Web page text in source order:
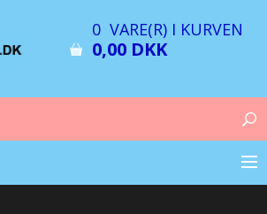
0 VARE(R) I KURVEN
0,00 DKK